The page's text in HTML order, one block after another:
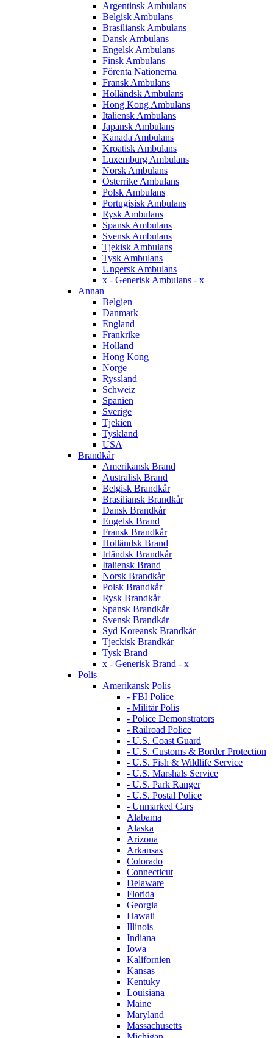
Argentinsk Ambulans
Belgisk Ambulans
Brasiliansk Ambulans
Dansk Ambulans
Engelsk Ambulans
Finsk Ambulans
Förenta Nationerna
Fransk Ambulans
Holländsk Ambulans
Hong Kong Ambulans
Italiensk Ambulans
Japansk Ambulans
Kanada Ambulans
Kroatisk Ambulans
Luxemburg Ambulans
Norsk Ambulans
Österrike Ambulans
Polsk Ambulans
Portugisisk Ambulans
Rysk Ambulans
Spansk Ambulans
Svensk Ambulans
Tjekisk Ambulans
Tysk Ambulans
Ungersk Ambulans
x - Generisk Ambulans - x
Annan
Belgien
Danmark
England
Frankrike
Holland
Hong Kong
Norge
Ryssland
Schweiz
Spanien
Sverige
Tjekien
Tyskland
USA
Brandkår
Amerikansk Brand
Australisk Brand
Belgisk Brandkår
Brasiliansk Brandkår
Dansk Brandkår
Engelsk Brand
Fransk Brandkår
Holländsk Brand
Irländsk Brandkår
Italiensk Brand
Norsk Brandkår
Polsk Brandkår
Rysk Brandkår
Spansk Brandkår
Svensk Brandkår
Syd Koreansk Brandkår
Tjeckisk Brandkår
Tysk Brand
x - Generisk Brand - x
Polis
Amerikansk Polis
- FBI Police
- Militär Polis
- Police Demonstrators
- Railroad Police
- U.S. Coast Guard
- U.S. Customs & Border Protection
- U.S. Fish & Wildlife Service
- U.S. Marshals Service
- U.S. Park Ranger
- U.S. Postal Police
- Unmarked Cars
Alabama
Alaska
Arizona
Arkansas
Colorado
Connecticut
Delaware
Florida
Georgia
Hawaii
Illinois
Indiana
Iowa
Kalifornien
Kansas
Kentuky
Louisiana
Maine
Maryland
Massachusetts